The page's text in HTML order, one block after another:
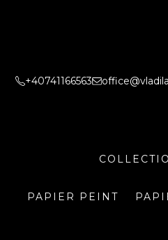
+40741166563
PAPIER PEINT